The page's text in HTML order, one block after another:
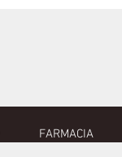
FARMACIA